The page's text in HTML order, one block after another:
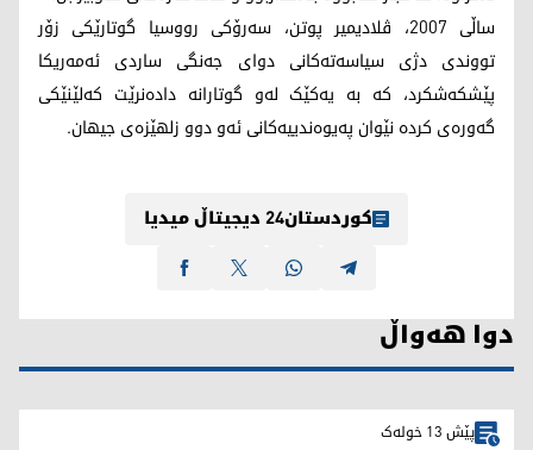
ساڵی 2007، ڤلادیمیر پوتن، سەرۆکی رووسیا گوتارێکی زۆر
تووندی دژی سیاسەتەکانی دوای جەنگی ساردی ئەمه‌ریکا
پێشكه‌شكرد، کە بە یەکێک لەو گوتارانە دادەنرێت کەلێنێکی
گەورەی کردە نێوان پەیوەندییەکانی ئەو دوو زلهێزەی جیهان.
کوردستان24 دیجیتاڵ میدیا
دوا هەواڵ
پێش 13 خولەک